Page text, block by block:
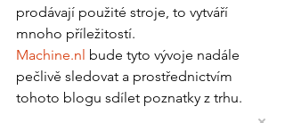
prodávají použité stroje, to vytváří
mnoho příležitostí.
Machine.nl bude tyto vývoje nadále
pečlivě sledovat a prostřednictvím
tohoto blogu sdílet poznatky z trhu.